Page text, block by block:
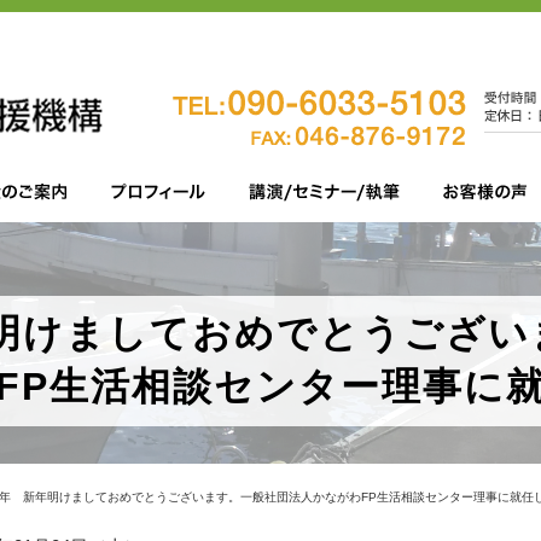
ましておめでとうござい
生活相談センター理事に
新年明けましておめでとうございます。一般社団法人かながわFP生活相談センター理事に就任